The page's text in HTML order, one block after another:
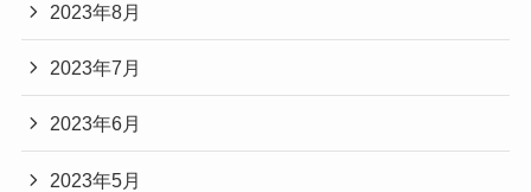
2023年8月
2023年7月
2023年6月
2023年5月